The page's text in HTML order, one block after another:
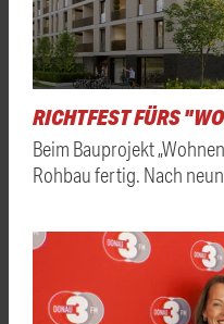
RICHTFEST FÜRS
Beim Bauprojekt
Rohbau fertig. Nach